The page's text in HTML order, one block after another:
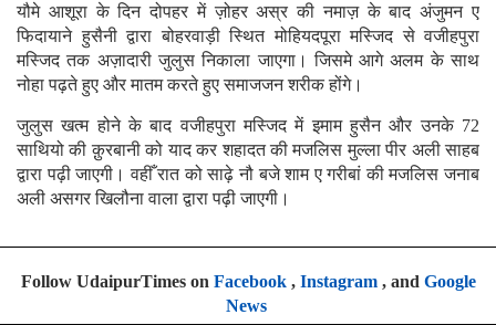
यौमे आशूरा के दिन दोपहर में ज़ोहर अस्र की नमाज़ के बाद अंजुमन ए
फिदायाने हुसैनी द्वारा बोहरवाड़ी स्थित मोहियदपूरा मस्जिद से वजीहपुरा
मस्जिद तक अज़ादारी जुलुस निकाला जाएगा। जिसमे आगे अलम के साथ
नोहा पढ़ते हुए और मातम करते हुए समाजजन शरीक होंगे।
जुलुस खत्म होने के बाद वजीहपुरा मस्जिद में इमाम हुसैन और उनके 72
साथियो की क़ुरबानी को याद कर शहादत की मजलिस मुल्ला पीर अली साहब
द्वारा पढ़ी जाएगी। वहीँ रात को साढ़े नौ बजे शाम ए गरीबां की मजलिस जनाब
अली असगर खिलौना वाला द्वारा पढ़ी जाएगी।
Follow UdaipurTimes on Facebook, Instagram, and Google
News